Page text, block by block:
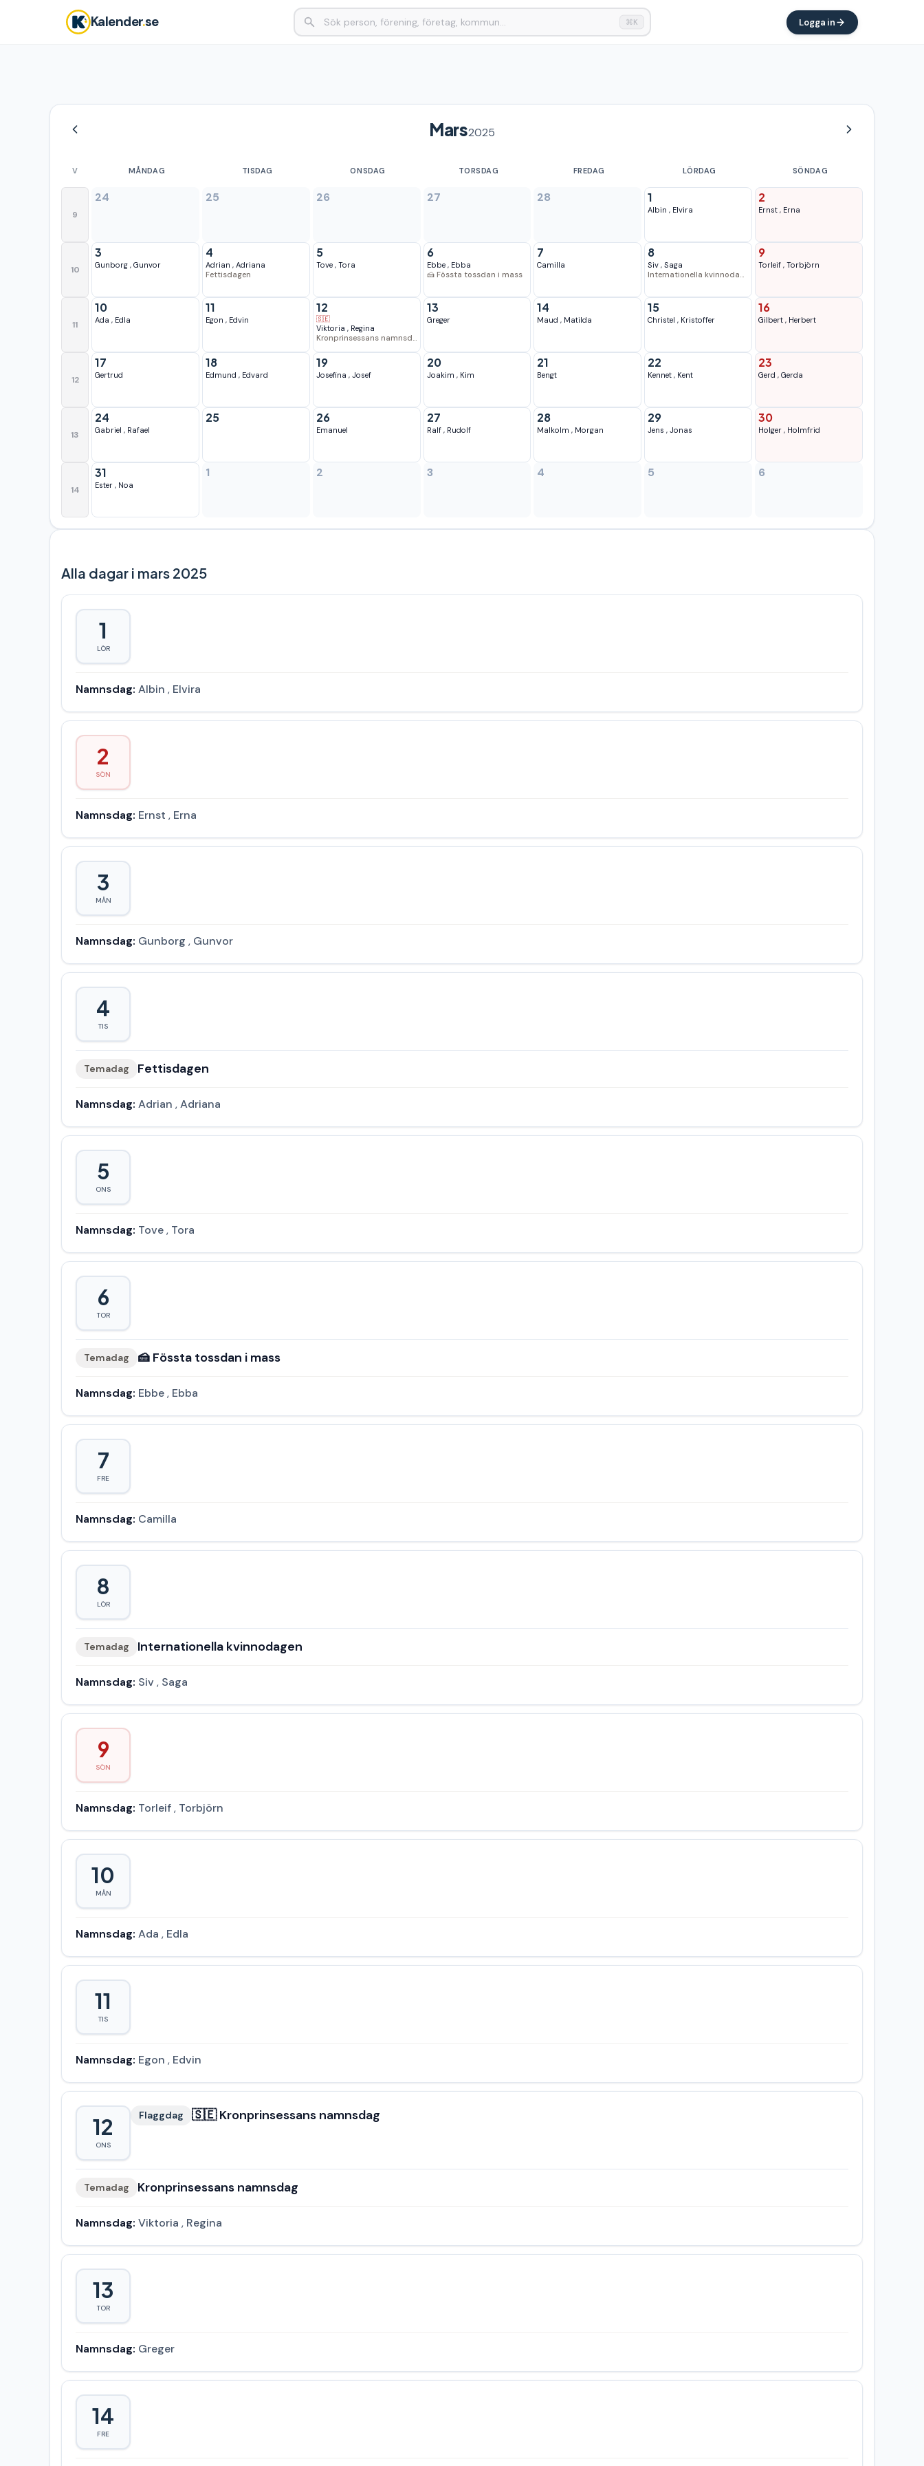
Kalender.se ⌘K Logga in
Mars2025
V MÅNDAG TISDAG ONSDAG TORSDAG FREDAG LÖRDAG SÖNDAG
9
24 25 26 27 28 1
Albin , Elvira
2
Ernst , Erna
10
3
Gunborg , Gunvor
4
Adrian , Adriana
Fettisdagen
5
Tove, Tora
6
Ebbe, Ebba
🍰 Fössta tossdan i mass
7
Camilla
8
Siv ,Saga
Internationella kvinnodagen
9
Torleif ,Torbjörn
11
10
Ada , Edla
11
Egon , Edvin
12
🇸🇪
Viktoria , Regina
Kronprinsessans namnsdag
13
Greger
14
Maud , Matilda
15
Christel , Kristoffer
16
Gilbert , Herbert
12
17
Gertrud
18
Edmund , Edvard
19
Josefina , Josef
20
Joakim , Kim
21
Bengt
22
Kennet , Kent
23
Gerd ,Gerda
13
24
Gabriel , Rafael
25 26
Emanuel
27
Ralf, Rudolf
28
Malkolm , Morgan
29
Jens ,Jonas
30
Holger , Holmfrid
14
31
Ester , Noa
1 2 3 4 5 6
Alla dagar i mars 2025
1
LÖR
Namnsdag: Albin , Elvira
2
SÖN
Namnsdag: Ernst , Erna
3
MÅN
Namnsdag: Gunborg , Gunvor
4
TIS
Temadag Fettisdagen
Namnsdag: Adrian ,Adriana
5
ONS
Namnsdag: Tove, Tora
6
TOR
Temadag 🍰 Fössta tossdan i mass
Namnsdag: Ebbe, Ebba
7
FRE
Namnsdag: Camilla
8
LÖR
Temadag Internationella kvinnodagen
Namnsdag: Siv , Saga
9
SÖN
Namnsdag: Torleif, Torbjörn
10
MÅN
Namnsdag: Ada , Edla
11
TIS
Namnsdag: Egon , Edvin
12
ONS
Flaggdag 🇸🇪 Kronprinsessans namnsdag
Temadag Kronprinsessans namnsdag
Namnsdag: Viktoria , Regina
13
TOR
Namnsdag: Greger
14
FRE